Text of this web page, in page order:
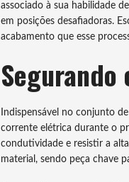
associado à sua habilidade
em posições desafiadoras.
acabamento que esse
Indispensável no conjunto
corrente elétrica durante o
condutividade e resistir a
material, sendo peça chave